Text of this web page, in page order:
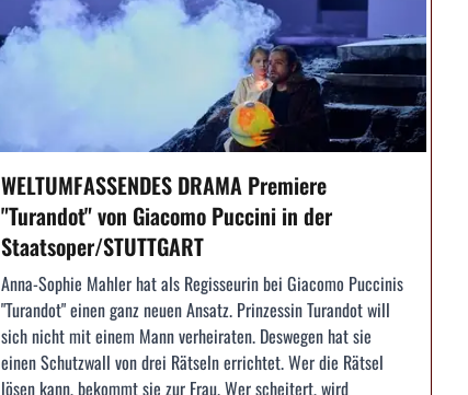
WELTUMFASSENDES DRAMA Premiere
"Turandot" von Giacomo Puccini in der
Staatsoper/STUTTGART
Anna-Sophie Mahler hat als Regisseurin bei Giacomo Puccinis
"Turandot" einen ganz neuen Ansatz. Prinzessin Turandot will
sich nicht mit einem Mann verheiraten. Deswegen hat sie
einen Schutzwall von drei Rätseln errichtet. Wer die Rätsel
lösen kann, bekommt sie zur Frau. Wer scheitert, wird